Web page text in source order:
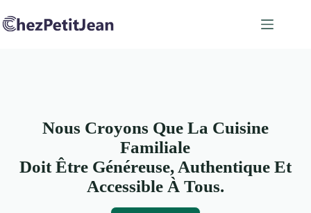
au
contenu
Nous Croyons Que La Cuisine
Familiale
Doit Être Généreuse, Authentique Et
Accessible À Tous.